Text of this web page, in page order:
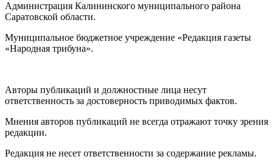
Администрация Калининского муниципального района
Саратовской области.
Муниципальное бюджетное учреждение «Редакция газеты
«Народная трибуна».
Авторы публикаций и должностные лица несут
ответственность за достоверность приводимых фактов.
Мнения авторов публикаций не всегда отражают точку зрения
редакции.
Редакция не несет ответственности за содержание рекламы.